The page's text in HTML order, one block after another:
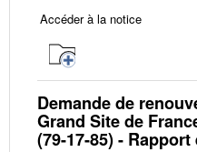
Accéder à la notice
Demande de
Grand Site de
(79-17-85) - Rapport